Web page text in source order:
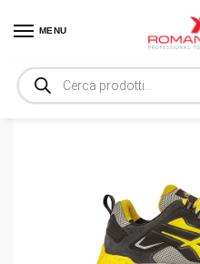
MENU
Home / Sicurezza sul lavoro